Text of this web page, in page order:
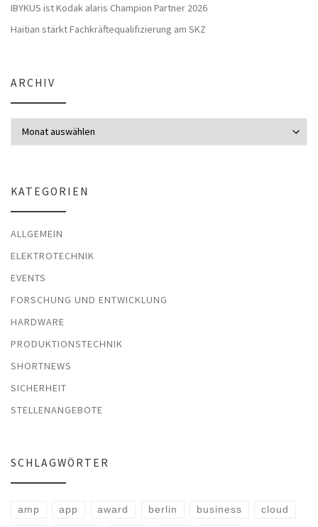
IBYKUS ist Kodak alaris Champion Partner 2026
Haitian stärkt Fachkräftequalifizierung am SKZ
ARCHIV
KATEGORIEN
ALLGEMEIN
ELEKTROTECHNIK
EVENTS
FORSCHUNG UND ENTWICKLUNG
HARDWARE
PRODUKTIONSTECHNIK
SHORTNEWS
SICHERHEIT
STELLENANGEBOTE
SCHLAGWÖRTER
amp app award berlin business cloud